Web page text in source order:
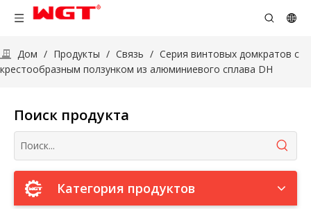
Дом / Продукты / Связь / Серия винтовых домкратов с
крестообразным ползунком из алюминиевого сплава DH
Поиск продукта
Категория продуктов